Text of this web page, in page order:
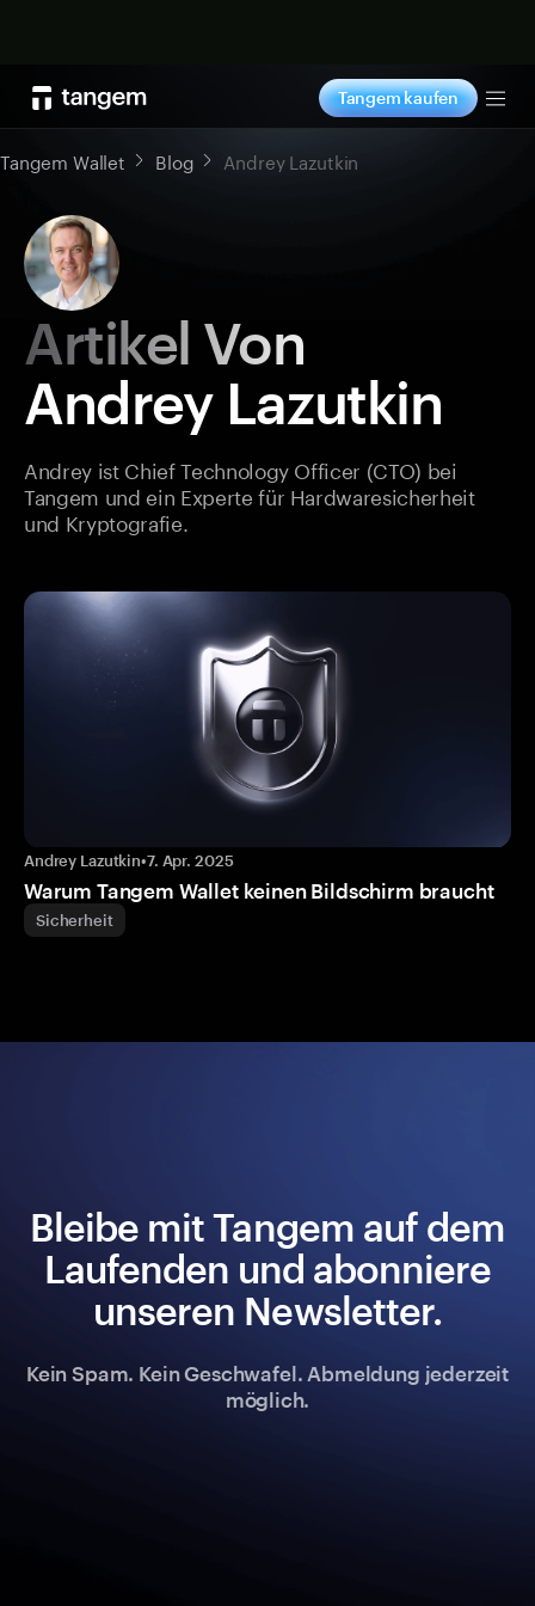
Tangem kaufen
Tangem Wallet Blog Andrey Lazutkin
Artikel Von
Andrey Lazutkin
Andrey ist Chief Technology Officer (CTO) bei
Tangem und ein Experte für Hardwaresicherheit
und Kryptografie.
Andrey Lazutkin•7. Apr. 2025
Warum Tangem Wallet keinen Bildschirm braucht
Sicherheit
Bleibe mit Tangem auf dem
Laufenden und abonniere
unseren Newsletter.
Kein Spam. Kein Geschwafel. Abmeldung jederzeit
möglich.